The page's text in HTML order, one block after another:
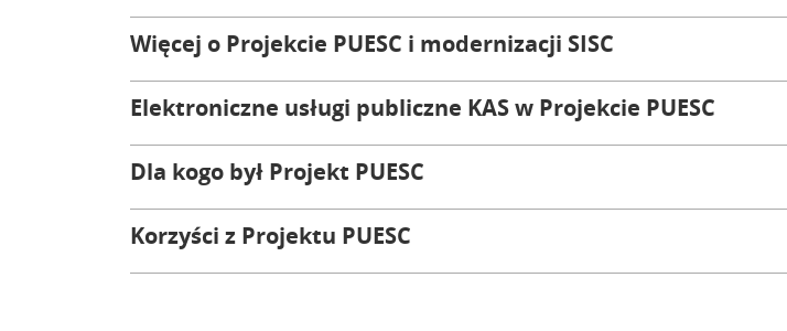
Więcej o Projekcie PUESC i modernizacji SISC
Elektroniczne usługi publiczne KAS w Projekcie PUESC
Dla kogo był Projekt PUESC
Korzyści z Projektu PUESC